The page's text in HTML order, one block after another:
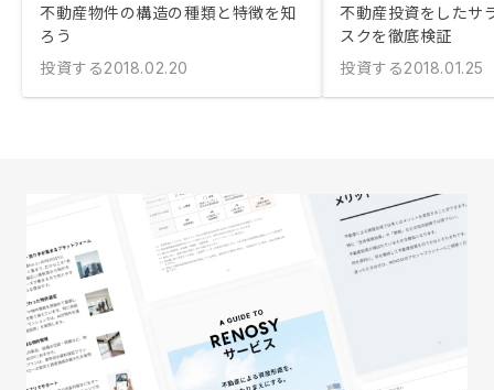
不動産物件の構造の種類と特徴を知
ろう
投資する2018.02.20
不動産投資をしたサ
スクを徹底検証
投資する2018.01.25